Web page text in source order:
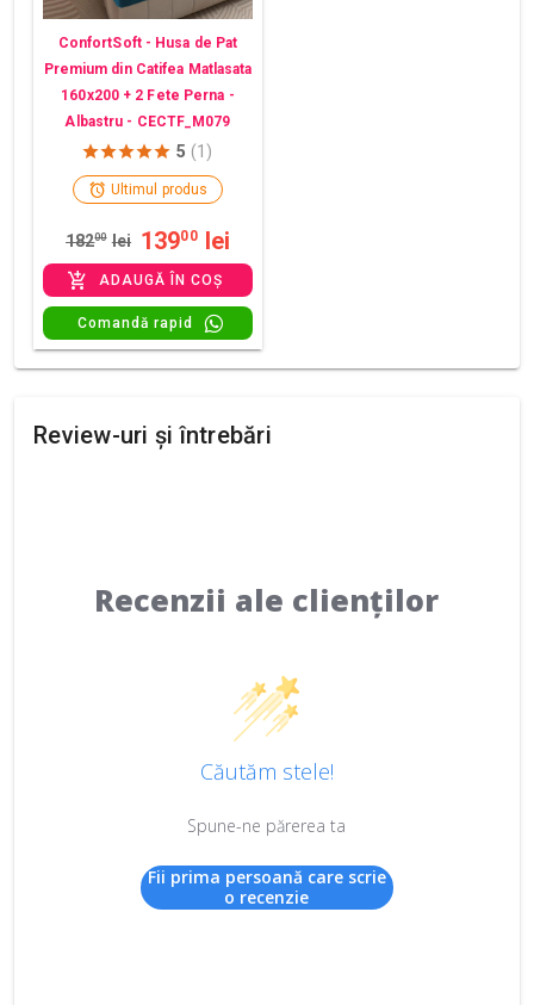
ConfortSoft - Husa de Pat
Premium din Catifea Matlasata
160x200 + 2 Fete Perna -
Albastru - CECTF_M079
5 (1)
Ultimul produs
18200 lei 13900 lei
ADAUGĂ ÎN COȘ
Comandă rapid
Review-uri și întrebări
Recenzii ale clienților
Căutăm stele!
Spune-ne părerea ta
Fii prima persoană care scrie
o recenzie